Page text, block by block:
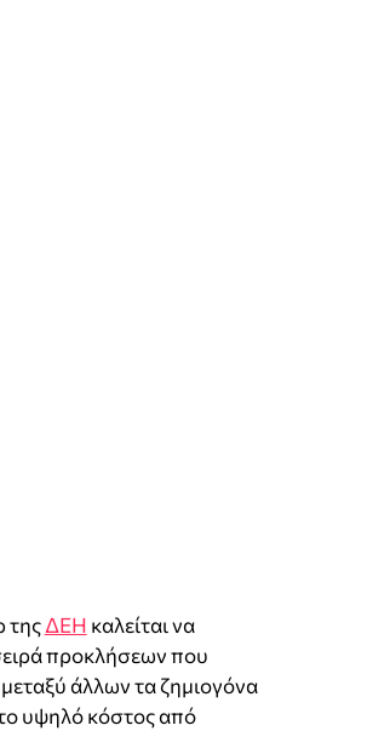
τηςΔΕΗ καλείται να
προκλήσεων που
άλλων τα ζημιογόνα
υψηλό κόστος από